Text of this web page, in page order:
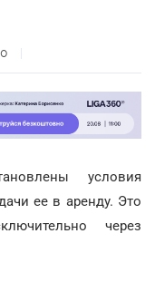
0
условия
ее в аренду. Это
через